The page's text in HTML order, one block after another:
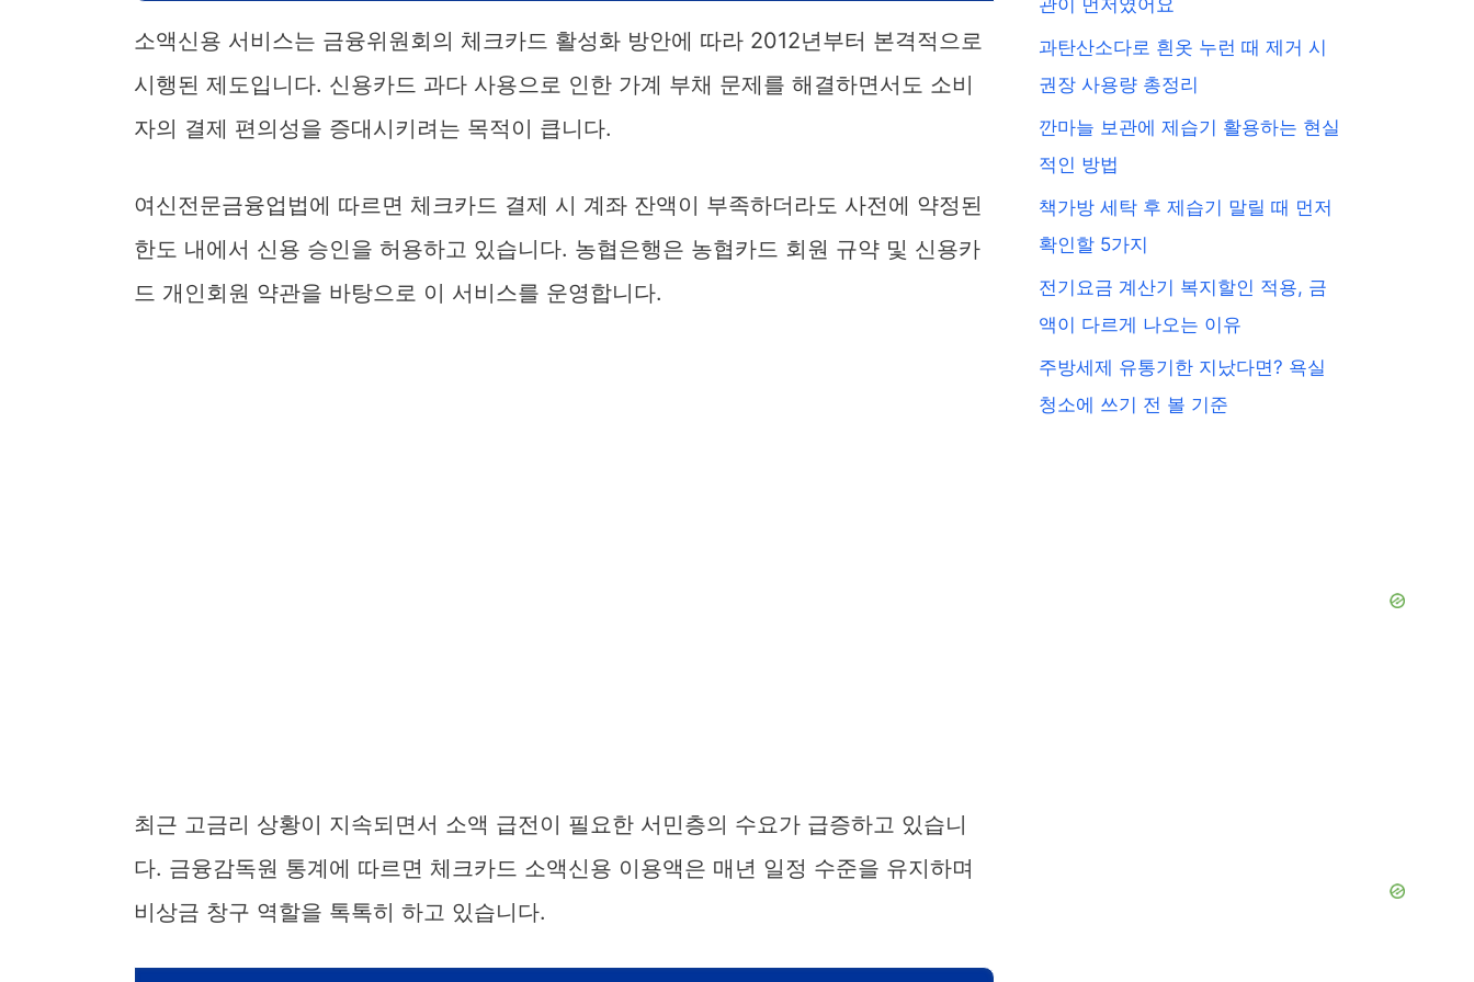
소액신용 서비스는 금융위원회의 체크카드 활성화 방안에 따라 2012년부터 본격적으로
시행된 제도입니다. 신용카드 과다 사용으로 인한 가계 부채 문제를 해결하면서도 소비
자의 결제 편의성을 증대시키려는 목적이 큽니다.
여신전문금융업법에 따르면 체크카드 결제 시 계좌 잔액이 부족하더라도 사전에 약정된
한도 내에서 신용 승인을 허용하고 있습니다. 농협은행은 농협카드 회원 규약 및 신용카
드 개인회원 약관을 바탕으로 이 서비스를 운영합니다.
최근 고금리 상황이 지속되면서 소액 급전이 필요한 서민층의 수요가 급증하고 있습니
다. 금융감독원 통계에 따르면 체크카드 소액신용 이용액은 매년 일정 수준을 유지하며
비상금 창구 역할을 톡톡히 하고 있습니다.
관이 먼저였어요
과탄산소다로 흰옷 누런 때 제거 시
권장 사용량 총정리
깐마늘 보관에 제습기 활용하는 현실
적인 방법
책가방 세탁 후 제습기 말릴 때 먼저
확인할 5가지
전기요금 계산기 복지할인 적용, 금
액이 다르게 나오는 이유
주방세제 유통기한 지났다면? 욕실
청소에 쓰기 전 볼 기준